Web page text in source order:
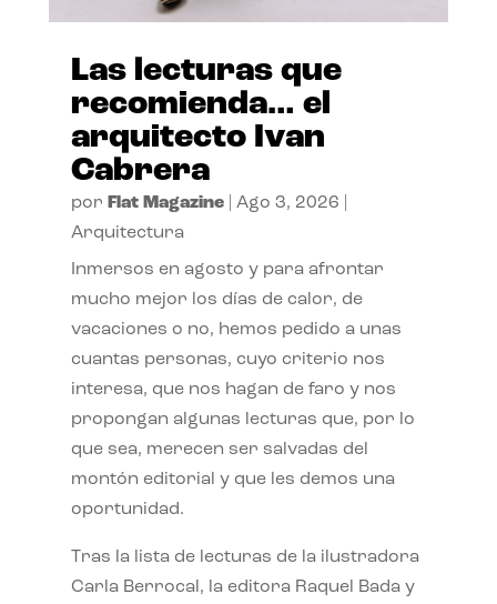
Las lecturas que
recomienda… el
arquitecto Ivan
Cabrera
por Flat Magazine| Ago 3, 2026
Arquitectura
Inmersos en agosto y para afrontar
mucho mejor los días de calor, de
vacaciones o no, hemos pedido a unas
cuantas personas, cuyo criterio nos
interesa, que nos hagan de faro y nos
propongan algunas lecturas que, por lo
que sea, merecen ser salvadas del
montón editorial y que les demos una
oportunidad.
Tras la lista de lecturas de la ilustradora
Carla Berrocal, la editora Raquel Bada y